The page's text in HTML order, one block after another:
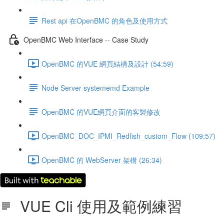
Rest api 在OpenBMC 的角色及使用方式
OpenBMC Web Interface -- Case Study
OpenBMC 的VUE 網頁結構及設計 (54:59)
Node Server systememd Example
OpenBMC 的VUE網頁介面的客製修改
OpenBMC_DOC_IPMI_Redfish_custom_Flow (109:57)
OpenBMC 的 WebServer 架構 (26:34)
VUE Cli 使用及範例練習